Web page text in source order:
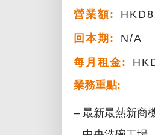
營業額:
回本期:
N/A
每月租金:
業務重點:
– 最新最熱新商